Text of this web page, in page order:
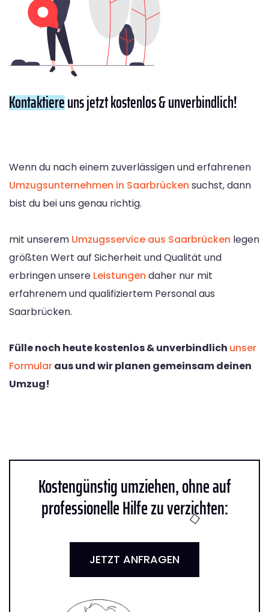
Kontaktiereuns jetzt kostenlos & unverbindlich!
Wenn du nach einem zuverlässigen und erfahrenen
Umzugsunternehmen in Saarbrücken suchst, dann
bist du bei uns genau richtig.
mit unserem Umzugsservice aus Saarbrücken legen
größten Wert auf Sicherheit und Qualität und
erbringen unsere Leistungen daher nur mit
erfahrenem und qualifiziertem Personal aus
Saarbrücken.
Fülle noch heute kostenlos & unverbindlich unser
Formularaus und wir planen gemeinsam deinen
Umzug!
Kostengünstig umziehen, ohne auf
professionelle Hilfe zu verzichten:
JETZT ANFRAGEN